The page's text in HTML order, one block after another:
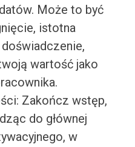
Może to być
istotna
wartość jako
Zakończ wstęp,
do głównej
w